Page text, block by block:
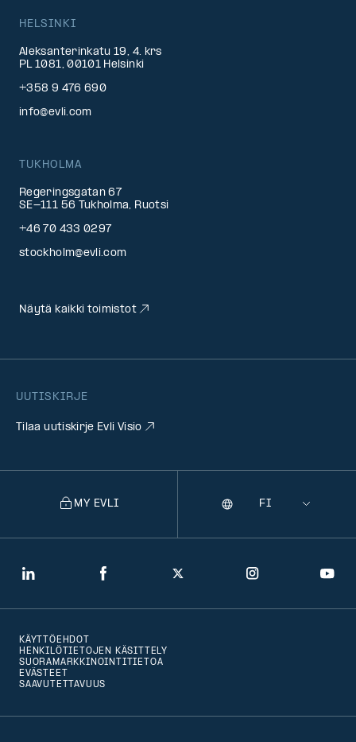
UUTISKIRJE
Tilaa uutiskirje Evli Visio
HELSINKI
Aleksanterinkatu 19, 4. krs
PL 1081, 00101 Helsinki
+358 9 476 690
info@evli.com
TUKHOLMA
Regeringsgatan 67
SE-111 56 Tukholma, Ruotsi
+46 70 433 0297
stockholm@evli.com
Näytä kaikki toimistot
LinkedIn Facebook Twitter Instagram
MY EVLI
Selecting
the
Kieli
KÄYTTÖEHDOT
HENKILÖTIETOJEN KÄSITTELY
SUORAMARKKINOINTITIETOA
EVÄSTEET
SAAVUTETTAVUUS